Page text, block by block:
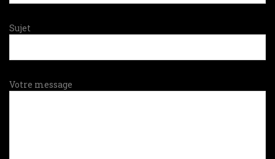
Sujet
Votre message